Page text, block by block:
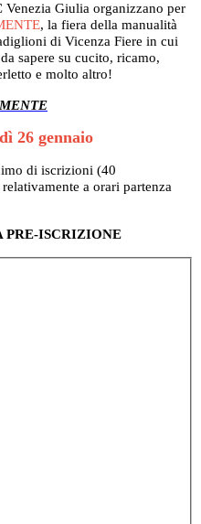
Giulia organizzano per
, la fiera della manualità
di Vicenza Fiere in cui
sapere su cucito, ricamo,
e molto altro!
26 gennaio
di iscrizioni (40
a orari partenza
PRE-ISCRIZIONE